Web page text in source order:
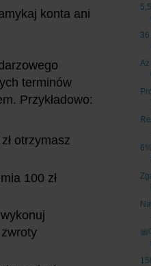
konta ani
terminów
Przykładowo:
otrzymasz
100 zł